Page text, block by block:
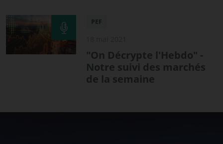
PEF
"On Décrypte l'Hebdo" -
Notre suivi des marchés
de la semaine